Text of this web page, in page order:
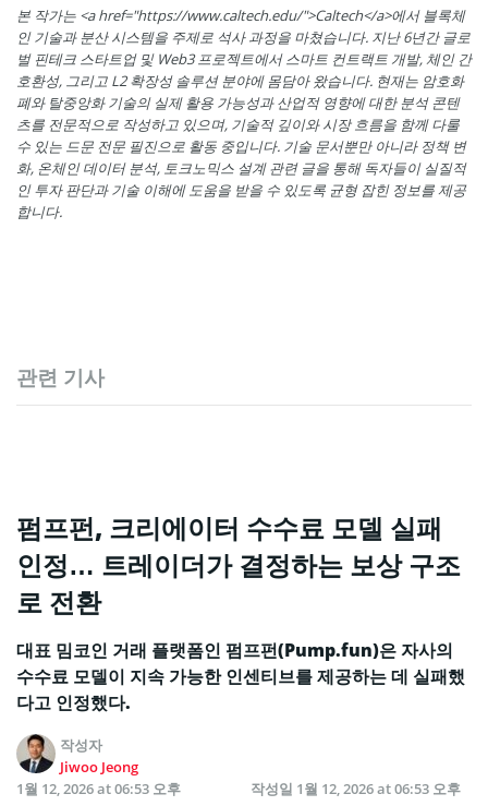
본 작가는 <a href="https://www.caltech.edu/">Caltech</a>에서 블록체
인 기술과 분산 시스템을 주제로 석사 과정을 마쳤습니다. 지난 6년간 글로
벌 핀테크 스타트업 및 Web3 프로젝트에서 스마트 컨트랙트 개발, 체인 간
호환성, 그리고 L2 확장성 솔루션 분야에 몸담아 왔습니다. 현재는 암호화
폐와 탈중앙화 기술의 실제 활용 가능성과 산업적 영향에 대한 분석 콘텐
츠를 전문적으로 작성하고 있으며, 기술적 깊이와 시장 흐름을 함께 다룰
수 있는 드문 전문 필진으로 활동 중입니다. 기술 문서뿐만 아니라 정책 변
화, 온체인 데이터 분석, 토크노믹스 설계 관련 글을 통해 독자들이 실질적
인 투자 판단과 기술 이해에 도움을 받을 수 있도록 균형 잡힌 정보를 제공
합니다.
관련 기사
펌프펀, 크리에이터 수수료 모델 실패
인정… 트레이더가 결정하는 보상 구조
로 전환
대표 밈코인 거래 플랫폼인 펌프펀(Pump.fun)은 자사의
수수료 모델이 지속 가능한 인센티브를 제공하는 데 실패했
다고 인정했다.
작성자
Jiwoo Jeong
1월 12, 2026 at 06:53 오후
작성일 1월 12, 2026 at 06:53 오후